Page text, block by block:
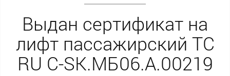
Выдан сертификат на
лифт пассажирский ТС
RU C-SK.MБ06.A.00219